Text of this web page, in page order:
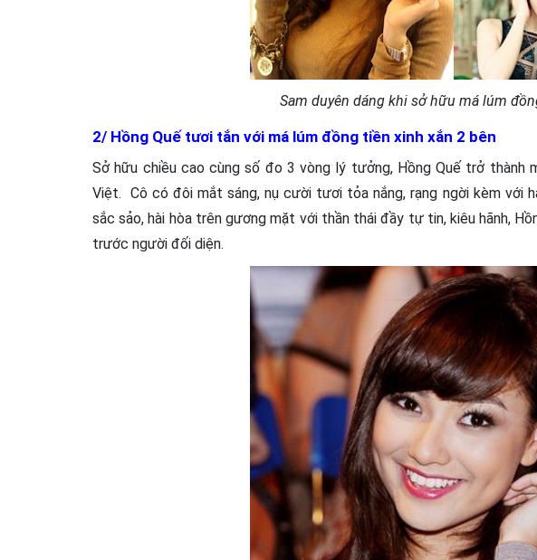
Sam duyên dáng khi sở hữu má lúm
2/ Hồng Quế tươi tắn với má lúm đồng tiền xinh xắn 2 bên
Sở hữu chiều cao cùng số đo 3 vòng lý tưởng, Hồng Quế trở thành
Việt. Cô có đôi mắt sáng, nụ cười tươi tỏa nắng, rạng ngời kèm với
sắc sảo, hài hòa trên gương mặt với thần thái đầy tự tin, kiêu hãnh,
trước người đối diện.